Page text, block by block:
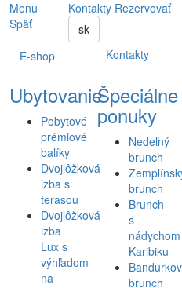
Menu
Späť
Kontakty Rezervovať
sk
E-shop
Kontakty
Ubytovanie
Pobytové
prémiové
balíky
Dvojlôžková
izba s
terasou
Dvojlôžková
izba
Lux s
výhľadom
na
Špeciálne
ponuky
Nedeľný
brunch
brunch
Brunch
s
nádychom
Karibiku
brunch